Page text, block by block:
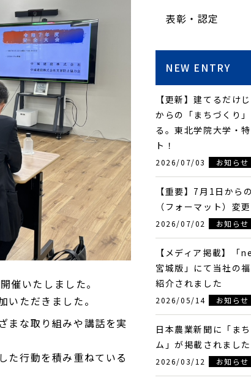
催いたしました。
ただきました。
まな取り組みや講話を実
た行動を積み重ねている
表彰・認定
NEW ENTRY
【更新】建てるだけ
からの「まちづくり
る。東北学院大学・
ト！
2026/07/03 お知らせ
【重要】7月1日から
（フォーマット）変
2026/07/02 お知らせ
【メディア掲載】「
宮城版」にて当社の
紹介されました
2026/05/14 お知らせ
日本農業新聞に「ま
ム」が掲載されました
2026/03/12 お知らせ